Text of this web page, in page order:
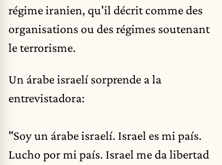
régime iranien, qu'il décrit comme des
organisations ou des régimes soutenant
le terrorisme.
Un árabe israelí sorprende a la
entrevistadora:
"Soy un árabe israelí. Israel es mi país.
Lucho por mi país. Israel me da libertad